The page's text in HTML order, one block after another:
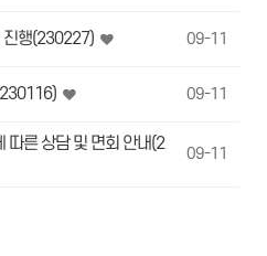
진행(230227) 09-11
09-11
따른 상담 및 면회 안내(2
09-11